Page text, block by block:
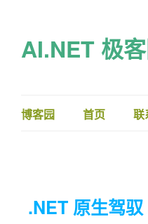
AI.NET 极
博客园 首页 联
.NET 原生驾